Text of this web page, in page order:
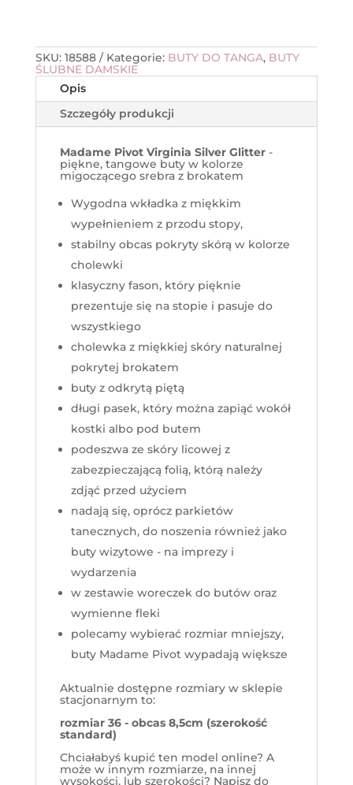
SKU: 18588 Kategorie: BUTY DO TANGA, BUTY
ŚLUBNE DAMSKIE
Opis
Szczegóły produkcji
Madame Pivot Virginia Silver Glitter-
piękne, tangowe buty w kolorze
migoczącego srebra z brokatem
Wygodna wkładka z miękkim
wypełnieniem z przodu stopy,
stabilny obcas pokryty skórą w kolorze
cholewki
klasyczny fason, który pięknie
prezentuje się na stopie i pasuje do
wszystkiego
cholewka z miękkiej skóry naturalnej
pokrytej brokatem
buty z odkrytą piętą
długi pasek, który można zapiąć wokół
kostki albo pod butem
podeszwa ze skóry licowej z
zabezpieczającą folią, którą należy
zdjąć przed użyciem
nadają się, oprócz parkietów
tanecznych, do noszenia również jako
buty wizytowe - na imprezy i
wydarzenia
w zestawie woreczek do butów oraz
wymienne fleki
polecamy wybierać rozmiar mniejszy,
buty Madame Pivot wypadają większe
Aktualnie dostępne rozmiary w sklepie
stacjonarnym to:
rozmiar 36 - obcas 8,5cm (szerokość
standard)
Chciałabyś kupić ten model online? A
może w innym rozmiarze, na innej
wysokości, lub szerokości? Napisz do